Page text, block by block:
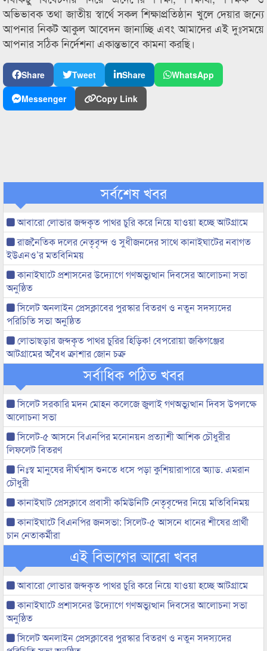
অভিভাবক তথা জাতীয় স্বার্থে সকল শিক্ষাপ্রতিষ্ঠান খুলে দেয়ার জন্যে
আপনার নিকট আকুল আবেদন জানাচ্ছি এবং আমাদের এই দুঃসময়ে
আপনার সঠিক নির্দেশনা একান্তভাবে কামনা করছি।
Share Tweet Share
WhatsApp
Messenger
Copy Link
সর্বশেষ খবর
আবারো লোভার জব্দকৃত পাথর চুরি করে নিয়ে যাওয়া হচ্ছে আটগ্রামে
রাজনৈতিক দলের নেতৃবৃন্দ ও সুধীজনদের সাথে কানাইঘাটের নবাগত
ইউএনও’র মতবিনিময়
কানাইঘাটে প্রশাসনের উদ্যোগে গণঅভ্যুত্থান দিবসের আলোচনা সভা
অনুষ্ঠিত
সিলেট অনলাইন প্রেসক্লাবের পুরস্কার বিতরণ ও নতুন সদস্যদের
পরিচিতি সভা অনুষ্ঠিত
লোভাছড়ার জব্দকৃত পাথর চুরির হিড়িক! বেপরোয়া জকিগঞ্জের
আটগ্রামের অবৈধ ক্রাশার জোন চক্র
সর্বাধিক পঠিত খবর
সিলেট সরকারি মদন মোহন কলেজে জুলাই গণঅভ্যুত্থান দিবস উপলক্ষে
আলোচনা সভা
সিলেট-৫ আসনে বিএনপির মনোনয়ন প্রত্যাশী আশিক চৌধুরীর
লিফলেট বিতরণ
নিঃস্ব মানুষের দীর্ঘশ্বাস শুনতে ধসে পড়া কুশিয়ারাপারে অ্যাড. এমরান
চৌধুরী
কানাইঘাট প্রেসক্লাবে প্রবাসী কমিউনিটি নেতৃবৃন্দের নিয়ে মতিবিনিময়
কানাইঘাটে বিএনপির জনসভা: সিলেট-৫ আসনে ধানের শীষের প্রার্থী
চান নেতাকর্মীরা
এই বিভাগের আরো খবর
আবারো লোভার জব্দকৃত পাথর চুরি করে নিয়ে যাওয়া হচ্ছে আটগ্রামে
কানাইঘাটে প্রশাসনের উদ্যোগে গণঅভ্যুত্থান দিবসের আলোচনা সভা
অনুষ্ঠিত
সিলেট অনলাইন প্রেসক্লাবের পুরস্কার বিতরণ ও নতুন সদস্যদের